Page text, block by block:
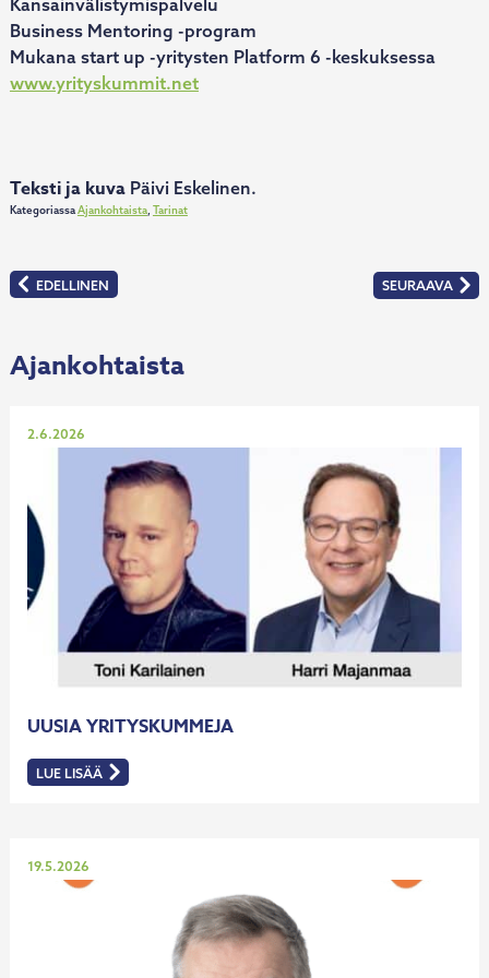
Kansainvälistymispalvelu
Business Mentoring -program
Mukana start up -yritysten Platform 6 -keskuksessa
www.yrityskummit.net
Teksti ja kuvaPäivi Eskelinen.
KategoriassaAjankohtaista, Tarinat
Artikkelien
EDELLINEN
:
LEOKO
SUOMESSA
–
YRITYSKUMMI
MERKKIÄ
SEURAAVA
:
ZONEATLAS
Ajankohtaista
UUSIA YRITYSKUMMEJA
Julkaistu
2.6.2026
LUE LISÄÄ
:
UUSIA
Julkaistu
19.5.2026